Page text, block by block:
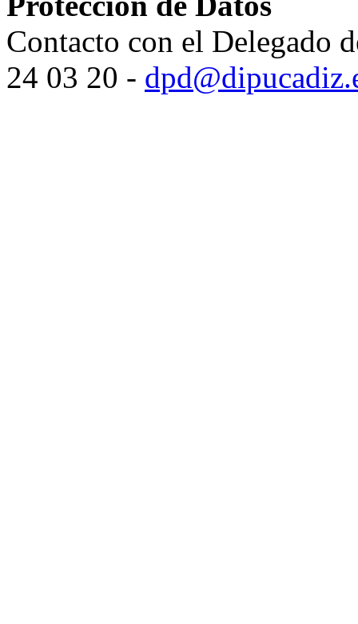
Contacto con el Delegado
24 03 20 -